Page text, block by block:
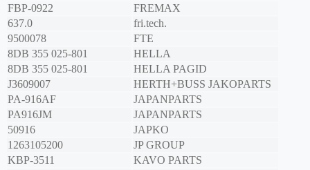
FBP-0922
FREMAX
637.0
fri.tech.
9500078
FTE
8DB 355 025-801
HELLA
8DB 355 025-801
HELLA PAGID
J3609007
HERTH+BUSS JAKOPARTS
PA-916AF
JAPANPARTS
PA916JM
JAPANPARTS
50916
JAPKO
1263105200
JP GROUP
KBP-3511
KAVO PARTS